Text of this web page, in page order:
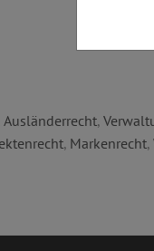
Ausländerrecht,
, Markenrecht,